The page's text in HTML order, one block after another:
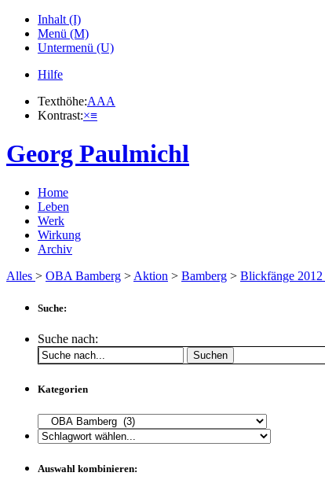
Inhalt (I)
Menü (M)
Untermenü (U)
Hilfe
Texthöhe:AAA
Kontrast:×≡
Georg Paulmichl
Home
Leben
Werk
Wirkung
Archiv
Alles > OBA Bamberg > Aktion > Bamberg > Blickfänge 2012
Suche:
Suche nach:
Suchen
Kategorien
Auswahl kombinieren: